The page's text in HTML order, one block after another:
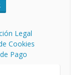
Legal
Cookies
Pago